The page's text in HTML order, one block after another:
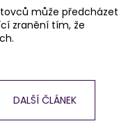
může předcházet
zranění tím, že
DALŠÍ ČLÁNEK